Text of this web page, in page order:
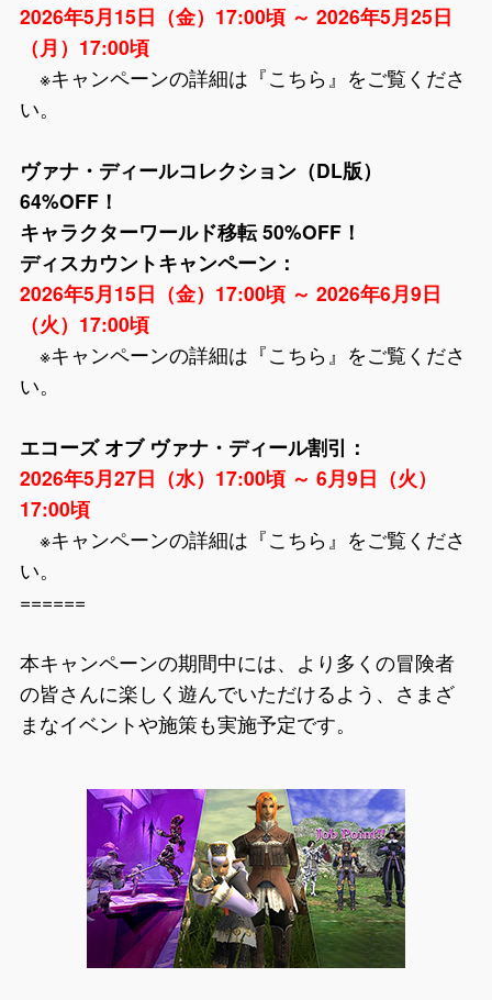
2026年5月15日（金）17:00頃 ～ 2026年5月25日
（月）17:00頃
※キャンペーンの詳細は『こちら 』をご覧くださ
い。
ヴァナ・ディールコレクション（DL版）
64%OFF！
キャラクターワールド移転 50%OFF！
ディスカウントキャンペーン：
2026年5月15日（金）17:00頃 ～ 2026年6月9日
（火）17:00頃
※キャンペーンの詳細は『こちら 』をご覧くださ
い。
エコーズ オブ ヴァナ・ディール割引：
2026年5月27日（水）17:00頃 ～ 6月9日（火）
17:00頃
※キャンペーンの詳細は『こちら 』をご覧くださ
い。
======
本キャンペーンの期間中には、より多くの冒険者
の皆さんに楽しく遊んでいただけるよう、さまざ
まなイベントや施策も実施予定です。